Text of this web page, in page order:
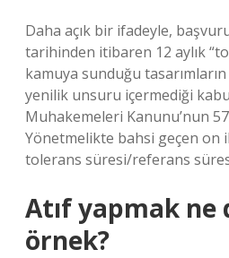
Daha açık bir ifadeyle,
tarihinden itibaren 12 aylık
kamuya sunduğu
yenilik unsuru içermediği
Muhakemeleri Kanunu’nun
Yönetmelikte bahsi geçen on
tolerans süresi/referans
Atıf yapmak ne
örnek?